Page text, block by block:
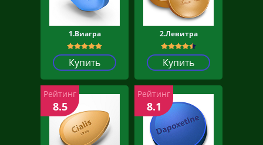
1.Виагра
Купить
2.Левитра
Купить
Рейтинг
8.5
Рейтинг
8.1